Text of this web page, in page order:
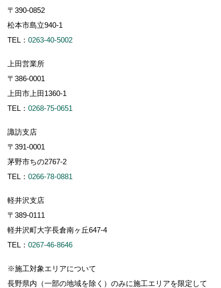
〒390-0852
松本市島立940-1
TEL： 0263-40-5002
上田営業所
〒386-0001
上田市上田1360-1
TEL： 0268-75-0651
諏訪支店
〒391-0001
茅野市ちの2767-2
TEL： 0266-78-0881
軽井沢支店
〒389-0111
軽井沢町大字長倉南ヶ丘647-4
TEL： 0267-46-8646
※施工対象エリアについて
長野県内（一部の地域を除く）のみに施工エリアを限定して